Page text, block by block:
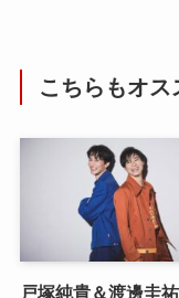
こちらもオス
戸塚純貴＆渡邊圭